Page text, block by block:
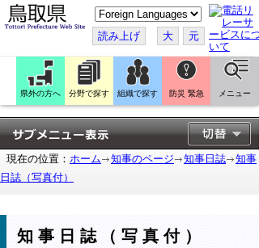
こ
の
ペ
ー
ジ
翻
訳
す
る
読み上げ 大 元
県外の方へ 分野で探す 組織で探す 防災 緊急 メニュー
現在の位置： ホーム 知事のページ 知事日誌
知事
日誌（写真付）
知事日誌（写真付）